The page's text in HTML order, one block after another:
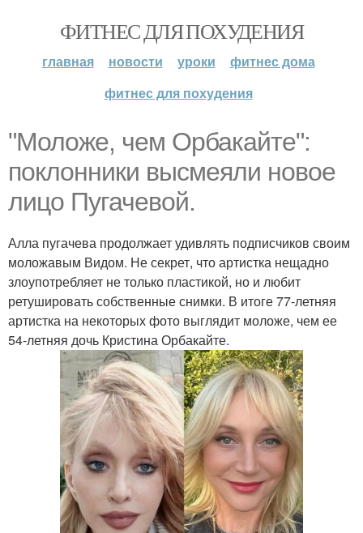
ФИТНЕС ДЛЯ ПОХУДЕНИЯ
главная новости уроки
фитнес дома
фитнес для похудения
"Моложе, чем Орбакайте":
поклонники высмеяли новое
лицо Пугачевой.
Алла пугачева продолжает удивлять подписчиков своим
моложавым Видом. Не секрет, что артистка нещадно
злоупотребляет не только пластикой, но и любит
ретушировать собственные снимки. В итоге 77-летняя
артистка на некоторых фото выглядит моложе, чем ее
54-летняя дочь Кристина Орбакайте.